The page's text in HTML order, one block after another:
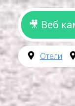
🎥 Веб
Отели